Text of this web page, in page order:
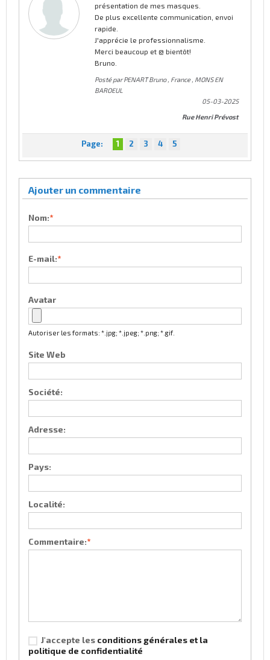
présentation de mes masques.
De plus excellente communication, envoi
rapide.
J'apprécie le professionnalisme.
Merci beaucoup et @ bientôt!
Bruno.
Posté par PENART Bruno , France, MONS EN
BAROEUL
05-03-2025
Rue Henri Prévost
Page: 1 2 3 4 5
Ajouter un commentaire
Nom:*
E-mail:*
Avatar
Autoriser les formats: *.jpg; *.jpeg; *.png; *.gif.
Site Web
Société:
Adresse:
Pays:
Localité:
Commentaire:*
J'accepte les conditions générales et la
politique de confidentialité